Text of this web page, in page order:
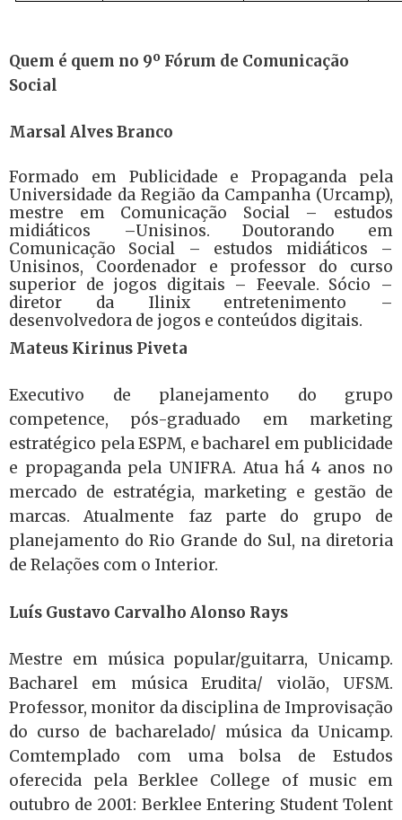
Quem é quem no 9º Fórum de Comunicação
Social
Marsal Alves Branco
Formado em Publicidade e Propaganda pela
Universidade da Região da Campanha (Urcamp),
mestre em Comunicação Social – estudos
midiáticos –Unisinos. Doutorando em
Comunicação Social – estudos midiáticos –
Unisinos, Coordenador e professor do curso
superior de jogos digitais – Feevale. Sócio –
diretor da Ilinix entretenimento –
desenvolvedora de jogos e conteúdos digitais.
Mateus Kirinus Piveta
Executivo de planejamento do grupo
competence, pós-graduado em marketing
estratégico pela ESPM, e bacharel em publicidade
e propaganda pela UNIFRA. Atua há 4 anos no
mercado de estratégia, marketing e gestão de
marcas. Atualmente faz parte do grupo de
planejamento do Rio Grande do Sul, na diretoria
de Relações com o Interior.
Luís Gustavo Carvalho Alonso Rays
Mestre em música popular/guitarra, Unicamp.
Bacharel em música Erudita/ violão, UFSM.
Professor, monitor da disciplina de Improvisação
do curso de bacharelado/ música da Unicamp.
Comtemplado com uma bolsa de Estudos
oferecida pela Berklee College of music em
outubro de 2001: Berklee Entering Student Tolent